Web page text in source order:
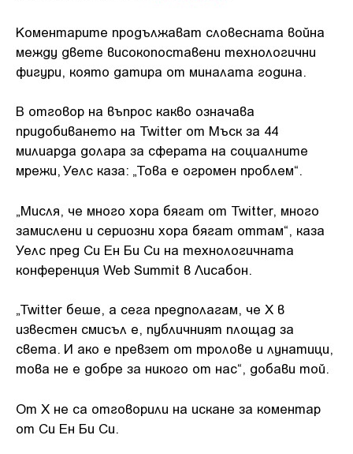
Коментарите продължават словесната война
между двете високопоставени технологични
фигури, която датира от миналата година.
В отговор на въпрос какво означава
придобиването на Twitter от Мъск за 44
милиарда долара за сферата на социалните
мрежи, Уелс каза: „Това е огромен проблем“.
„Мисля, че много хора бягат от Twitter, много
замислени и сериозни хора бягат оттам“, каза
Уелс пред Си Ен Би Си на технологичната
конференция Web Summit в Лисабон.
„Twitter беше, а сега предполагам, че X в
известен смисъл е, публичният площад за
света. И ако е превзет от тролове и лунатици,
това не е добре за никого от нас“, добави той.
От X не са отговорили на искане за коментар
от Си Ен Би Си.